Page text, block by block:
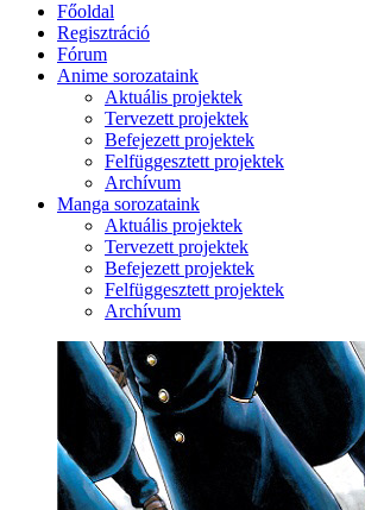
Főoldal
Regisztráció
Fórum
Anime sorozataink
Aktuális projektek
Tervezett projektek
Befejezett projektek
Felfüggesztett projektek
Archívum
Manga sorozataink
Aktuális projektek
Tervezett projektek
Befejezett projektek
Felfüggesztett projektek
Archívum